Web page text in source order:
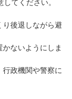
てください。
後退しながら避
ないようにしま
政機関や警察に